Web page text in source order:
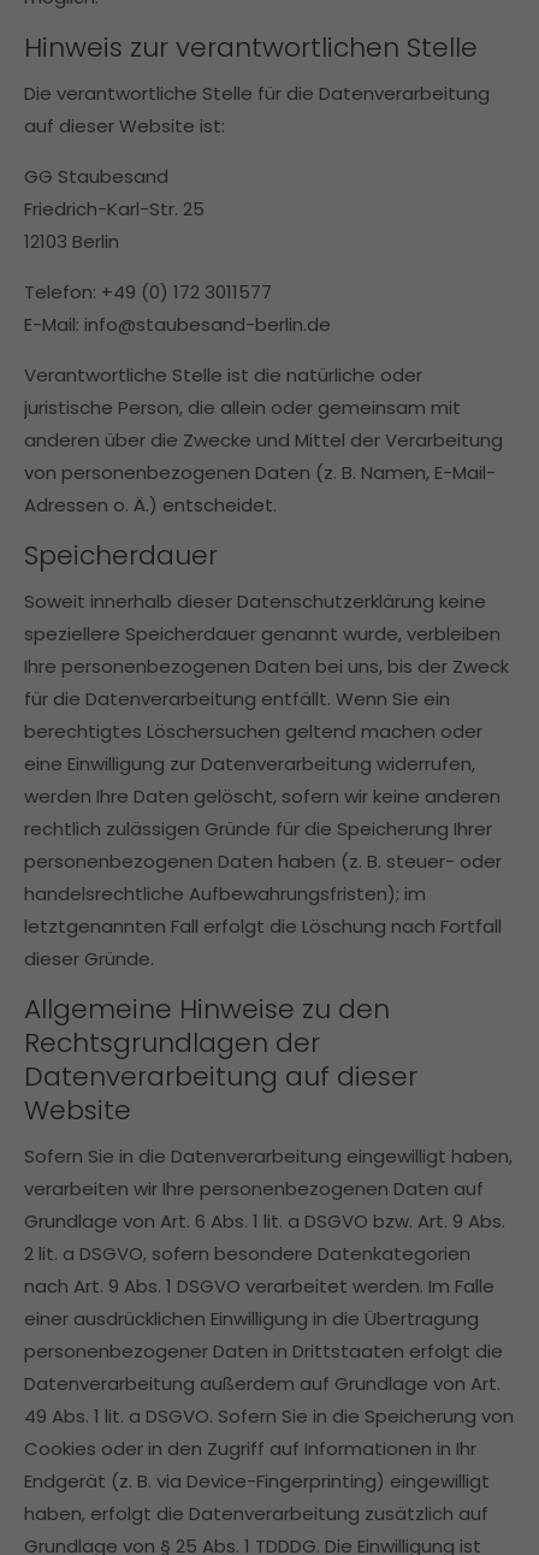
Hinweis zur verantwortlichen Stelle
Die verantwortliche Stelle für die Datenverarbeitung
auf dieser Website ist:
GG Staubesand
Friedrich-Karl-Str. 25
12103 Berlin
Telefon: +49 (0) 172 3011577
E-Mail: info@staubesand-berlin.de
Verantwortliche Stelle ist die natürliche oder
juristische Person, die allein oder gemeinsam mit
anderen über die Zwecke und Mittel der Verarbeitung
von personenbezogenen Daten (z. B. Namen, E-Mail-
Adressen o. Ä.) entscheidet.
Speicherdauer
Soweit innerhalb dieser Datenschutzerklärung keine
speziellere Speicherdauer genannt wurde, verbleiben
Ihre personenbezogenen Daten bei uns, bis der Zweck
für die Datenverarbeitung entfällt. Wenn Sie ein
berechtigtes Löschersuchen geltend machen oder
eine Einwilligung zur Datenverarbeitung widerrufen,
werden Ihre Daten gelöscht, sofern wir keine anderen
rechtlich zulässigen Gründe für die Speicherung Ihrer
personenbezogenen Daten haben (z. B. steuer- oder
handelsrechtliche Aufbewahrungsfristen); im
letztgenannten Fall erfolgt die Löschung nach Fortfall
dieser Gründe.
Allgemeine Hinweise zu den
Rechtsgrundlagen der
Datenverarbeitung auf dieser
Website
Sofern Sie in die Datenverarbeitung eingewilligt haben,
verarbeiten wir Ihre personenbezogenen Daten auf
Grundlage von Art. 6 Abs. 1 lit. a DSGVO bzw. Art. 9 Abs.
2 lit. a DSGVO, sofern besondere Datenkategorien
nach Art. 9 Abs. 1 DSGVO verarbeitet werden. Im Falle
einer ausdrücklichen Einwilligung in die Übertragung
personenbezogener Daten in Drittstaaten erfolgt die
Datenverarbeitung außerdem auf Grundlage von Art.
49 Abs. 1 lit. a DSGVO. Sofern Sie in die Speicherung von
Cookies oder in den Zugriff auf Informationen in Ihr
Endgerät (z. B. via Device-Fingerprinting) eingewilligt
haben, erfolgt die Datenverarbeitung zusätzlich auf
Grundlage von § 25 Abs. 1 TDDDG. Die Einwilligung ist